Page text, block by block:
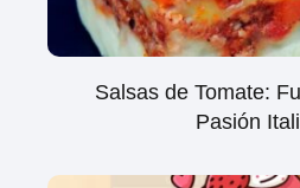
Salsas de Tomate:
Pasión